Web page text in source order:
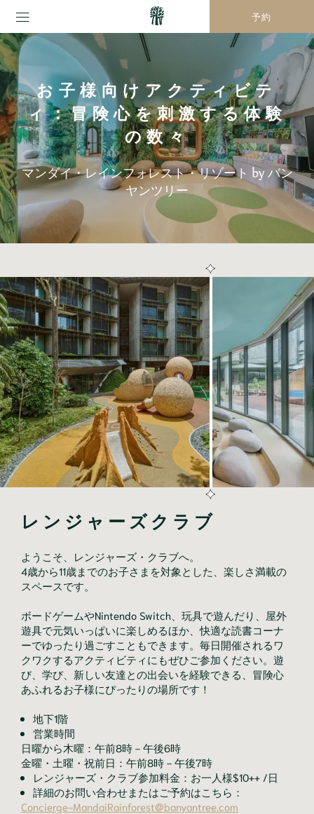
予約
お子様向けアクティビテ
ィ：冒険心を刺激する体験
の数々
マンダイ・レインフォレスト・リゾート by バン
ヤンツリー
レンジャーズクラブ
ようこそ、レンジャーズ・クラブへ。
4歳から11歳までのお子さまを対象とした、楽しさ満載の
スペースです。
ボードゲームやNintendo Switch、玩具で遊んだり、屋外
遊具で元気いっぱいに楽しめるほか、快適な読書コーナ
ーでゆったり過ごすこともできます。毎日開催されるワ
クワクするアクティビティにもぜひご参加ください。遊
び、学び、新しい友達との出会いを経験できる、冒険心
あふれるお子様にぴったりの場所です！
地下1階
営業時間
日曜から木曜：午前8時－午後6時
金曜・土曜・祝前日：午前8時－午後7時
レンジャーズ・クラブ参加料金：お一人様$10++ /日
詳細のお問い合わせまたはご予約はこちら：
Concierge-MandaiRainforest@banyantree.com